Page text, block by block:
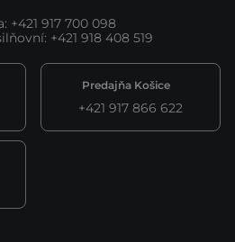
: +421 917 700 098
: +421 918 408 519
Predajňa Košice
+421 917 866 622